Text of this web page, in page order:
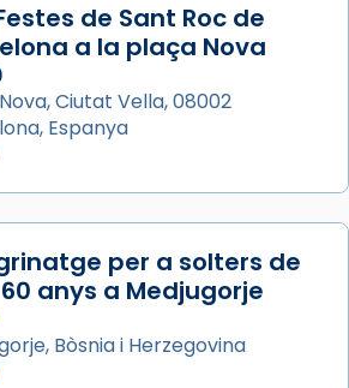
de Sant Roc de
a la plaça Nova
Ciutat Vella, 08002
Espanya
per a solters de
anys a Medjugorje
Bòsnia i Herzegovina